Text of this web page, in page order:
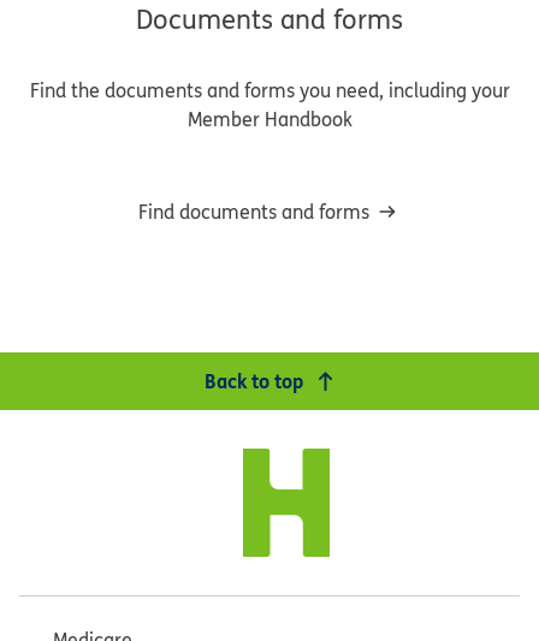
Documents and forms
Find the documents and forms you need, including your
Member Handbook
Find documents and forms
Back to top